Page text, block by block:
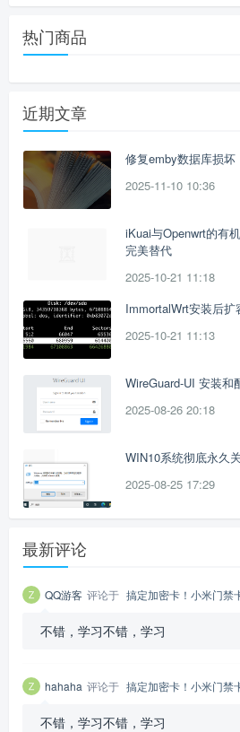
索：
热门商品
近期文章
修复emby数据库损坏
2025-11-10 10:36
iKuai与Openwrt的有
完美替代
2025-10-21 11:18
ImmortalWrt安装后扩
2025-10-21 11:13
WireGuard-UI 安装和
2025-08-26 20:18
WIN10系统彻底永久
2025-08-25 17:29
最新评论
QQ游客 评论于 搞定加密卡！小米门禁
不错，学习不错，学习
hahaha 评论于 搞定加密卡！小米门禁
不错，学习不错，学习